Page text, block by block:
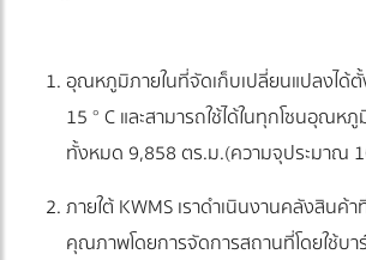
อุณหภูมิภายในที่จัดเก็บเปลี่ยนแปลงได้ตั้
15 ° C และสามารถใช้ได้ในทุกโซนอุณ
ทั้งหมด 9,858 ตร.ม.(ความจุประมาณ
ภายใต้ KWMS เราดำเนินงานคลังสินค้า
คุณภาพโดยการจัดการสถานที่โดยใช้บา